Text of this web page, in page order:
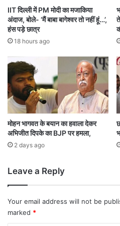
शा
ला
”
भा
ज
पा
-
कां
स
में
ती
या
न
जी
बु
ल्ला
ह
सं
र्ष
भी
हो
गा
शा
मि
ल
,
स्वि
लैं
ड
पा
IIT दिल्ली में PM मोदी का मजाकिया
अंदाज, बोले- ‘मैं बाबा बागेश्वर तो नहीं हूं…’,
हंस पड़े छात्र
18 hours ago
मोहन भागवत के बयान का हवाला देकर
अभिजीत दिपके का BJP पर हमला,
2 days ago
Leave a Reply
Your email address will not be
marked *